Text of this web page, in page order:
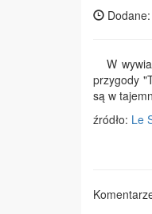
W
przygody
są w
źródło: Le